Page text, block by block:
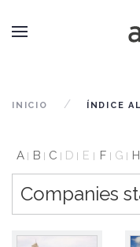
INICIO ÍNDICE
A B C D E F G H
T
U V W X Y Z #
Companies